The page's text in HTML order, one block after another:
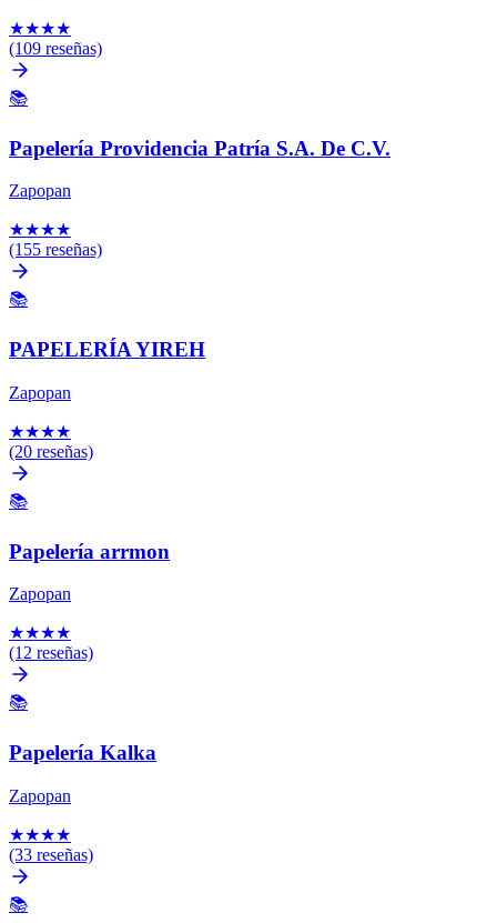
★★★★
(109 reseñas)
📚
Papelería Providencia Patría S.A. De C.V.
Zapopan
★★★★
(155 reseñas)
📚
PAPELERÍA YIREH
Zapopan
★★★★
(20 reseñas)
📚
Papelería arrmon
Zapopan
★★★★
(12 reseñas)
📚
Papelería Kalka
Zapopan
★★★★
(33 reseñas)
📚